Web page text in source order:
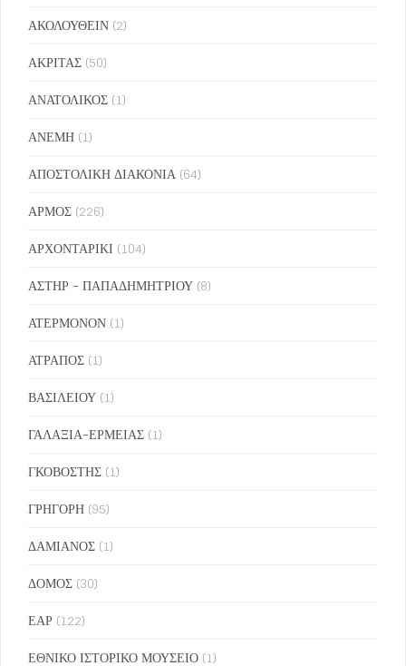
ΑΚΟΛΟΥΘΕΙΝ (2)
ΑΚΡΙΤΑΣ (50)
ΑΝΑΤΟΛΙΚΟΣ (1)
ΑΝΕΜΗ (1)
ΑΠΟΣΤΟΛΙΚΗ ΔΙΑΚΟΝΙΑ (64)
ΑΡΜΟΣ (226)
ΑΡΧΟΝΤΑΡΙΚΙ (104)
ΑΣΤΗΡ - ΠΑΠΑΔΗΜΗΤΡΙΟΥ (8)
ΑΤΕΡΜΟΝΟΝ (1)
ΑΤΡΑΠΟΣ (1)
ΒΑΣΙΛΕΙΟΥ (1)
ΓΑΛΑΞΙΑ-ΕΡΜΕΙΑΣ (1)
ΓΚΟΒΟΣΤΗΣ (1)
ΓΡΗΓΟΡΗ (95)
ΔΑΜΙΑΝΟΣ (1)
ΔΟΜΟΣ (30)
ΕΑΡ (122)
ΕΘΝΙΚΟ ΙΣΤΟΡΙΚΟ ΜΟΥΣΕΙΟ (1)